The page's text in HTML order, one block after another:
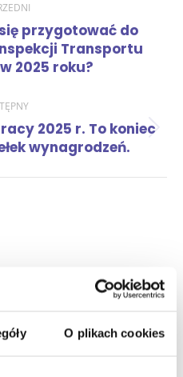
O plikach cookies
Poprzedni
wpis:
przygotować do
Transportu
2025 roku?
Następny
wpis:
2025 r. To koniec
wynagrodzeń.
kierowca wpisuje, gdy